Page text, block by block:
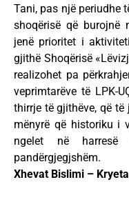
Tani, pas një periudhe
shoqërisë që burojnë
jenë prioritet i
gjithë Shoqërisë
realizohet pa
veprimtarëve të LPK-
thirrje të gjithëve, që
mënyrë që historiku i
ngelet në
pandërgjegjshëm.
Xhevat Bislimi –